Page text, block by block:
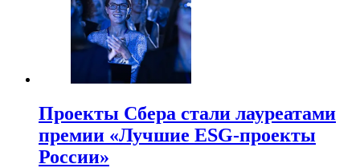
Проекты Сбера стали лауреатами
премии «Лучшие ESG-проекты
России»